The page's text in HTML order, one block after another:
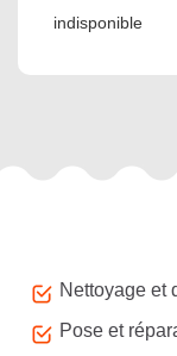
indisponible
Nettoyage et
Pose et